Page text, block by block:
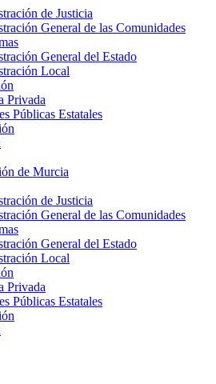
de Justicia
General de las Comunidades
General del Estado
Local
Privada
Públicas Estatales
de Murcia
de Justicia
General de las Comunidades
General del Estado
Local
Privada
Públicas Estatales